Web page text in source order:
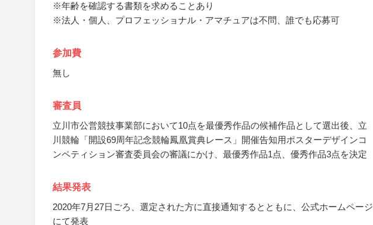
※年齢を確認する書類を求めることあり
※法人・個人、プロフェッショナル・アマチュアは不問、誰でも応募可
参加費
無し
審査員
立川市公営競技事業部において10点を最優秀作品の候補作品として選出後、立
川競輪「開設69周年記念競輪鳳凰賞典レース」開催告知用ポスターデザインコ
ンペティション審査委員会の審議にかけ、最優秀作品1点、優秀作品3点を決定
結果発表
2020年7月27日ごろ、選定された方に直接通知するとともに、公式ホームページ
にて発表